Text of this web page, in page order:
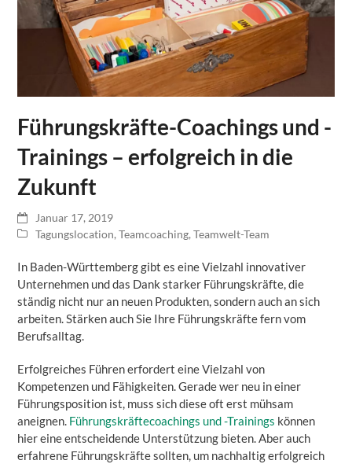
Führungskräfte-Coachings und -
Trainings – erfolgreich in die
Zukunft
Januar 17, 2019
Tagungslocation,Teamcoaching,Teamwelt-Team
In Baden-Württemberg gibt es eine Vielzahl innovativer
Unternehmen und das Dank starker Führungskräfte, die
ständig nicht nur an neuen Produkten, sondern auch an sich
arbeiten. Stärken auch Sie Ihre Führungskräfte fern vom
Berufsalltag.
Erfolgreiches Führen erfordert eine Vielzahl von
Kompetenzen und Fähigkeiten. Gerade wer neu in einer
Führungsposition ist, muss sich diese oft erst mühsam
aneignen. Führungskräftecoachings und -Trainings können
hier eine entscheidende Unterstützung bieten. Aber auch
erfahrene Führungskräfte sollten, um nachhaltig erfolgreich